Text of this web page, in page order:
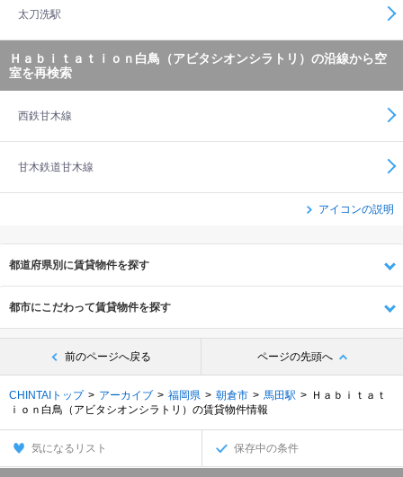
太刀洗駅
Ｈａｂｉｔａｔｉｏｎ白鳥（アビタシオンシラトリ）の沿線から空
室を再検索
西鉄甘木線
甘木鉄道甘木線
アイコンの説明
都道府県別に賃貸物件を探す
都市にこだわって賃貸物件を探す
前のページへ戻る ページの先頭へ
CHINTAIトップ アーカイブ 福岡県 朝倉市 馬田駅
Ｈａｂｉｔａｔ
ｉｏｎ白鳥（アビタシオンシラトリ）の賃貸物件情報
気になるリスト 保存中の条件